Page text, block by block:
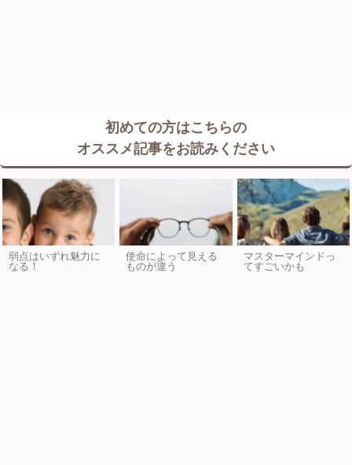
初めての方はこちらの
オススメ記事をお読みください
弱点はいずれ魅力に
なる！
使命によって見える
ものが違う
マスターマインドっ
てすごいかも